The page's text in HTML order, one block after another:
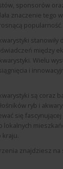
sponsorów
znaczenie tego
popularność.
między
Wielu
i
są coraz
ryb i
się
lokalnych
kraju.
znajdziesz na